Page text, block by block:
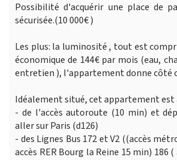
Possibilité d'acquérir une place de
sécurisée.(10 000€ )
Les plus: la luminosité , tout est
économique de 144€ par mois (eau,
entretien ), l'appartement donne côté
Idéalement situé, cet appartement est
- de l'accès autoroute (10 min) et
aller sur Paris (d126)
- des Lignes Bus 172 et V2 ((accès
accès RER Bourg la Reine 15 min) 186